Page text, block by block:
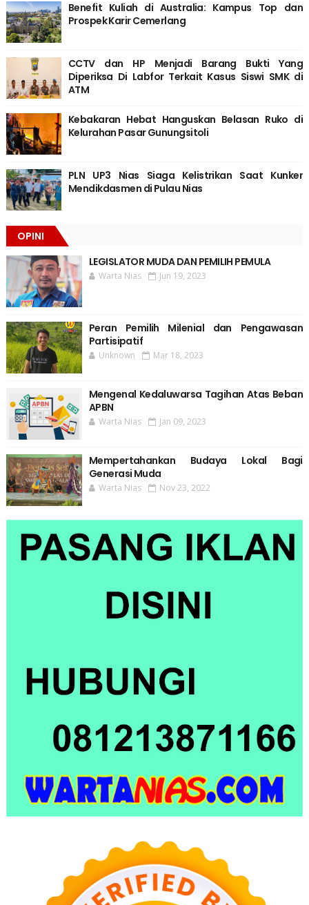
Benefit Kuliah di Australia: Kampus Top dan
Prospek Karir Cemerlang
CCTV dan HP Menjadi Barang Bukti Yang
Diperiksa Di Labfor Terkait Kasus Siswi SMK di
ATM
Kebakaran Hebat Hanguskan Belasan Ruko di
Kelurahan Pasar Gunungsitoli
PLN UP3 Nias Siaga Kelistrikan Saat Kunker
Mendikdasmen di Pulau Nias
OPINI
LEGISLATOR MUDA DAN PEMILIH PEMULA
Warta Nias Jun 19, 2023
Peran Pemilih Milenial dan Pengawasan
Partisipatif
Unknown Mar 18, 2023
Mengenal Kedaluwarsa Tagihan Atas Beban
APBN
Warta Nias Jan 09, 2023
Mempertahankan Budaya Lokal Bagi
Generasi Muda
Warta Nias Nov 23, 2022